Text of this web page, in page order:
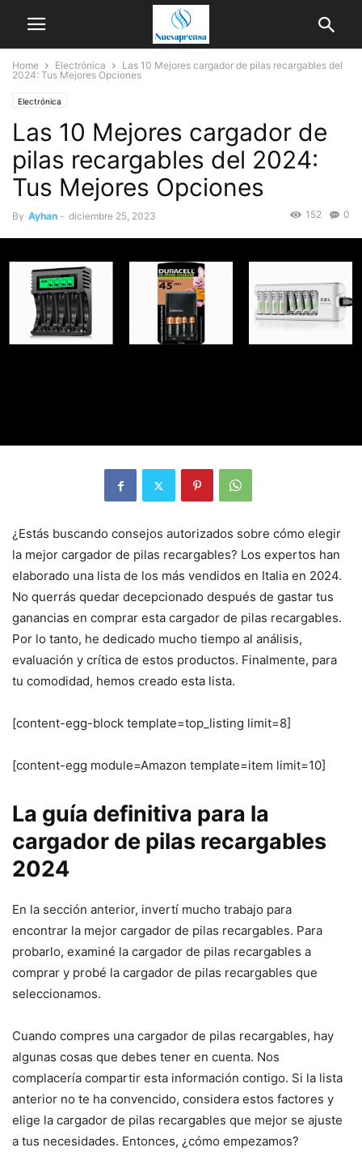
Home Electrónica
Las 10 Mejores cargador de pilas recargables del
2024: Tus Mejores Opciones
Electrónica
Las 10 Mejores cargador de
pilas recargables del 2024:
Tus Mejores Opciones
By Ayhan - diciembre 25, 2023 0
152
¿Estás buscando consejos autorizados sobre cómo elegir
la mejor cargador de pilas recargables? Los expertos han
elaborado una lista de los más vendidos en Italia en 2024.
No querrás quedar decepcionado después de gastar tus
ganancias en comprar esta cargador de pilas recargables.
Por lo tanto, he dedicado mucho tiempo al análisis,
evaluación y crítica de estos productos. Finalmente, para
tu comodidad, hemos creado esta lista.
[content-egg-block template=top_listing limit=8]
[content-egg module=Amazon template=item limit=10]
La guía definitiva para la
cargador de pilas recargables
2024
En la sección anterior, invertí mucho trabajo para
encontrar la mejor cargador de pilas recargables. Para
probarlo, examiné la cargador de pilas recargables a
comprar y probé la cargador de pilas recargables que
seleccionamos.
Cuando compres una cargador de pilas recargables, hay
algunas cosas que debes tener en cuenta. Nos
complacería compartir esta información contigo. Si la lista
anterior no te ha convencido, considera estos factores y
elige la cargador de pilas recargables que mejor se ajuste
a tus necesidades. Entonces, ¿cómo empezamos?